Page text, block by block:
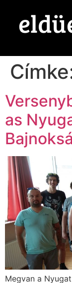
as
Megvan a